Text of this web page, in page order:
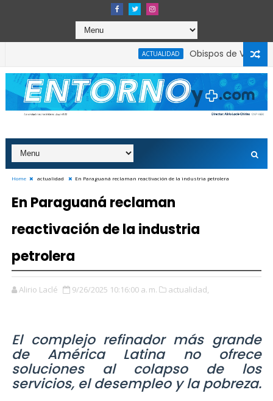
ACTUALIDAD Obispos de
Home actualidad En Paraguaná reclaman reactivación de la industria petrolera
En Paraguaná reclaman
reactivación de la industria
petrolera
Alirio Laclé 9/26/2025 10:16:00 a. m. actualidad,
El complejo refinador más grande
de América Latina no ofrece
soluciones al colapso de los
servicios, el desempleo y la pobreza.